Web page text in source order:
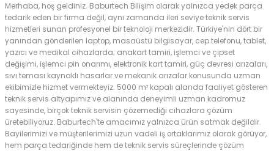
Merhaba, hoş geldiniz. Baburtech Bilişim olarak yalnızca yedek parça
tedarik eden bir firma değil, aynı zamanda ileri seviye teknik servis
hizmetleri sunan profesyonel bir teknoloji merkezidir. Türkiye'nin dört bir
yanından gönderilen laptop, masaüstü bilgisayar, cep telefonu, tablet,
yazıcı ve medikal cihazlarda; anakart tamiri, işlemci ve çipset
değişimi, işlemci pin onarımı, elektronik kart tamiri, güç devresi arızaları,
sıvı teması kaynaklı hasarlar ve mekanik arızalar konusunda uzman
ekibimizle hizmet vermekteyiz. 5000 m² kapalı alanda faaliyet gösteren
teknik servis altyapımız ve alanında deneyimli uzman kadromuz
sayesinde, birçok teknik servisin çözemediği cihazlara çözüm
üretebiliyoruz. Baburtech'te amacımız yalnızca ürün satmak değildir.
Bayilerimizi ve müşterilerimizi uzun vadeli iş ortaklarımız olarak görüyor,
hem parça tedariğinde hem de teknik servis süreçlerinde çözüm